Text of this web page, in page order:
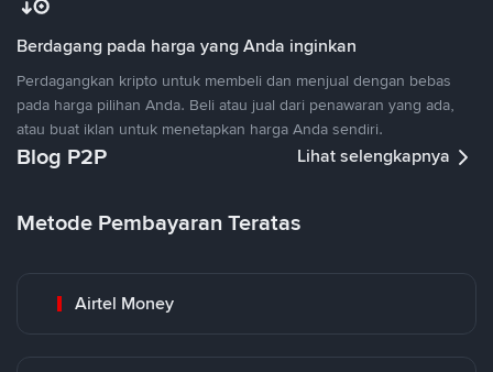
Berdagang pada harga yang Anda inginkan
Perdagangkan kripto untuk membeli dan menjual dengan bebas
pada harga pilihan Anda. Beli atau jual dari penawaran yang ada,
atau buat iklan untuk menetapkan harga Anda sendiri.
Blog P2P Lihat selengkapnya
Metode Pembayaran Teratas
Airtel Money